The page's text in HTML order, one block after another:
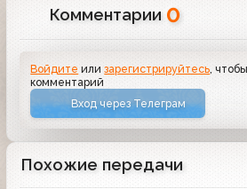
Комментарии 0
Войдите илизарегистрируйтесь,
комментарий
Вход через Телеграм
Похожие передачи